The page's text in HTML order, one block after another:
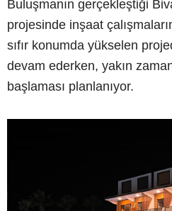
Buluşmanın gerçekleştiği
projesinde inşaat
sıfır konumda yükselen
devam ederken, yakın
başlaması planlanıyor.